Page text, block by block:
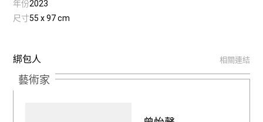
年份2023
尺寸55 x 97 cm
綁包人 相關連結
藝術家